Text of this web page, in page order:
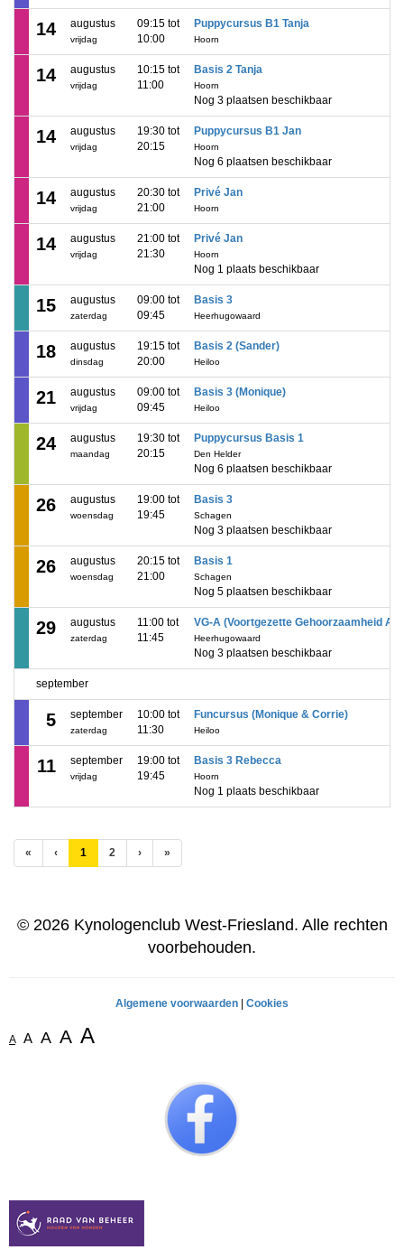
14 augustus
vrijdag
09:15 tot
10:00
Puppycursus B1 Tanja
Hoorn
14 augustus
vrijdag
10:15 tot
11:00
Basis 2 Tanja
Hoorn
Nog 3 plaatsen beschikbaar
14 augustus
vrijdag
19:30 tot
20:15
Puppycursus B1 Jan
Hoorn
Nog 6 plaatsen beschikbaar
14 augustus
vrijdag
20:30 tot
21:00
Privé Jan
Hoorn
14 augustus
vrijdag
21:00 tot
21:30
Privé Jan
Hoorn
Nog 1 plaats beschikbaar
15 augustus
zaterdag
09:00 tot
09:45
Basis 3
Heerhugowaard
18 augustus
dinsdag
19:15 tot
20:00
Basis 2 (Sander)
Heiloo
21 augustus
vrijdag
09:00 tot
09:45
Basis 3 (Monique)
Heiloo
24 augustus
maandag
19:30 tot
20:15
Puppycursus Basis 1
Den Helder
Nog 6 plaatsen beschikbaar
26 augustus
woensdag
19:00 tot
19:45
Basis 3
Schagen
Nog 3 plaatsen beschikbaar
26 augustus
woensdag
20:15 tot
21:00
Basis 1
Schagen
Nog 5 plaatsen beschikbaar
29 augustus
zaterdag
11:00 tot
11:45
VG-A (Voortgezette Gehoorzaamheid A)
Heerhugowaard
Nog 3 plaatsen beschikbaar
september
5 september
zaterdag
10:00 tot
11:30
Funcursus (Monique & Corrie)
Heiloo
11 september
vrijdag
19:00 tot
19:45
Basis 3 Rebecca
Hoorn
Nog 1 plaats beschikbaar
« ‹ 1 (huidige)
2 › »
© 2026 Kynologenclub West-Friesland. Alle rechten
voorbehouden.
Algemene voorwaarden Cookies
A A A A A